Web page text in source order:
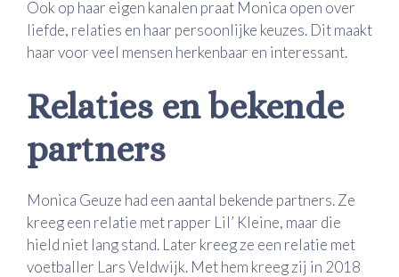
Ook op haar eigen kanalen praat Monica open over
liefde, relaties en haar persoonlijke keuzes. Dit maakt
haar voor veel mensen herkenbaar en interessant.
Relaties en bekende
partners
Monica Geuze had een aantal bekende partners. Ze
kreeg een relatie met rapper Lil’ Kleine, maar die
hield niet lang stand. Later kreeg ze een relatie met
voetballer Lars Veldwijk. Met hem kreeg zij in 2018